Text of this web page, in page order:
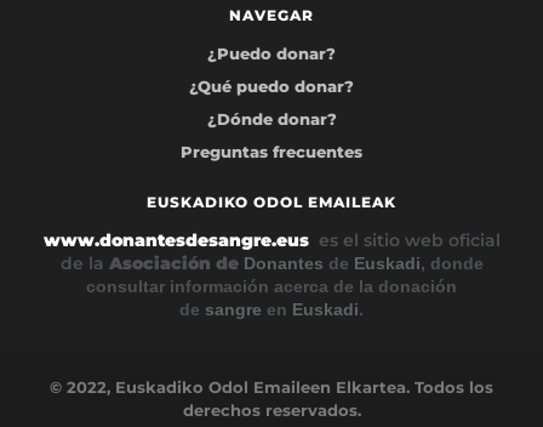
NAVEGAR
¿Puedo donar?
¿Qué puedo donar?
¿Dónde donar?
Preguntas frecuentes
EUSKADIKO ODOL EMAILEAK
www.donantesdesangre.eus es el sitio web oficial
de la Asociación de Donantes de Euskadi, donde
consultar información acerca de la donación
de sangre en Euskadi.
© 2022, Euskadiko Odol Emaileen Elkartea. Todos los
derechos reservados.